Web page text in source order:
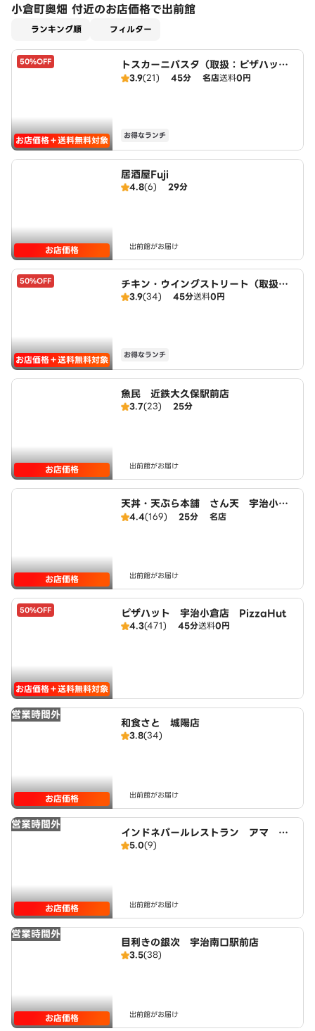
小倉町奥畑 付近のお店価格で出前館
ランキング順 フィルター
50%OFF
お店価格＋送料無料対象
トスカーニパスタ（取扱：ピザハット
宇治小倉店）
3.9(21) 45分 名店送料0円
お得なランチ
お店価格
居酒屋Fuji
4.8(6) 29分
出前館がお届け
50%OFF
お店価格＋送料無料対象
チキン・ウイングストリート（取扱：
ピザハット宇治小倉店）
3.9(34) 45分送料0円
お得なランチ
お店価格
魚民 近鉄大久保駅前店
3.7(23) 25分
出前館がお届け
お店価格
天丼・天ぷら本舗 さん天 宇治小倉
店4.4(169) 25分 名店
出前館がお届け
50%OFF
お店価格＋送料無料対象
ピザハット 宇治小倉店 PizzaHut
4.3(471) 45分送料0円
営業時間外
お店価格
和食さと 城陽店
3.8(34)
出前館がお届け
営業時間外
お店価格
インドネパールレストラン アマ Aa
ma5.0(9)
出前館がお届け
営業時間外
お店価格
目利きの銀次 宇治南口駅前店
3.5(38)
出前館がお届け